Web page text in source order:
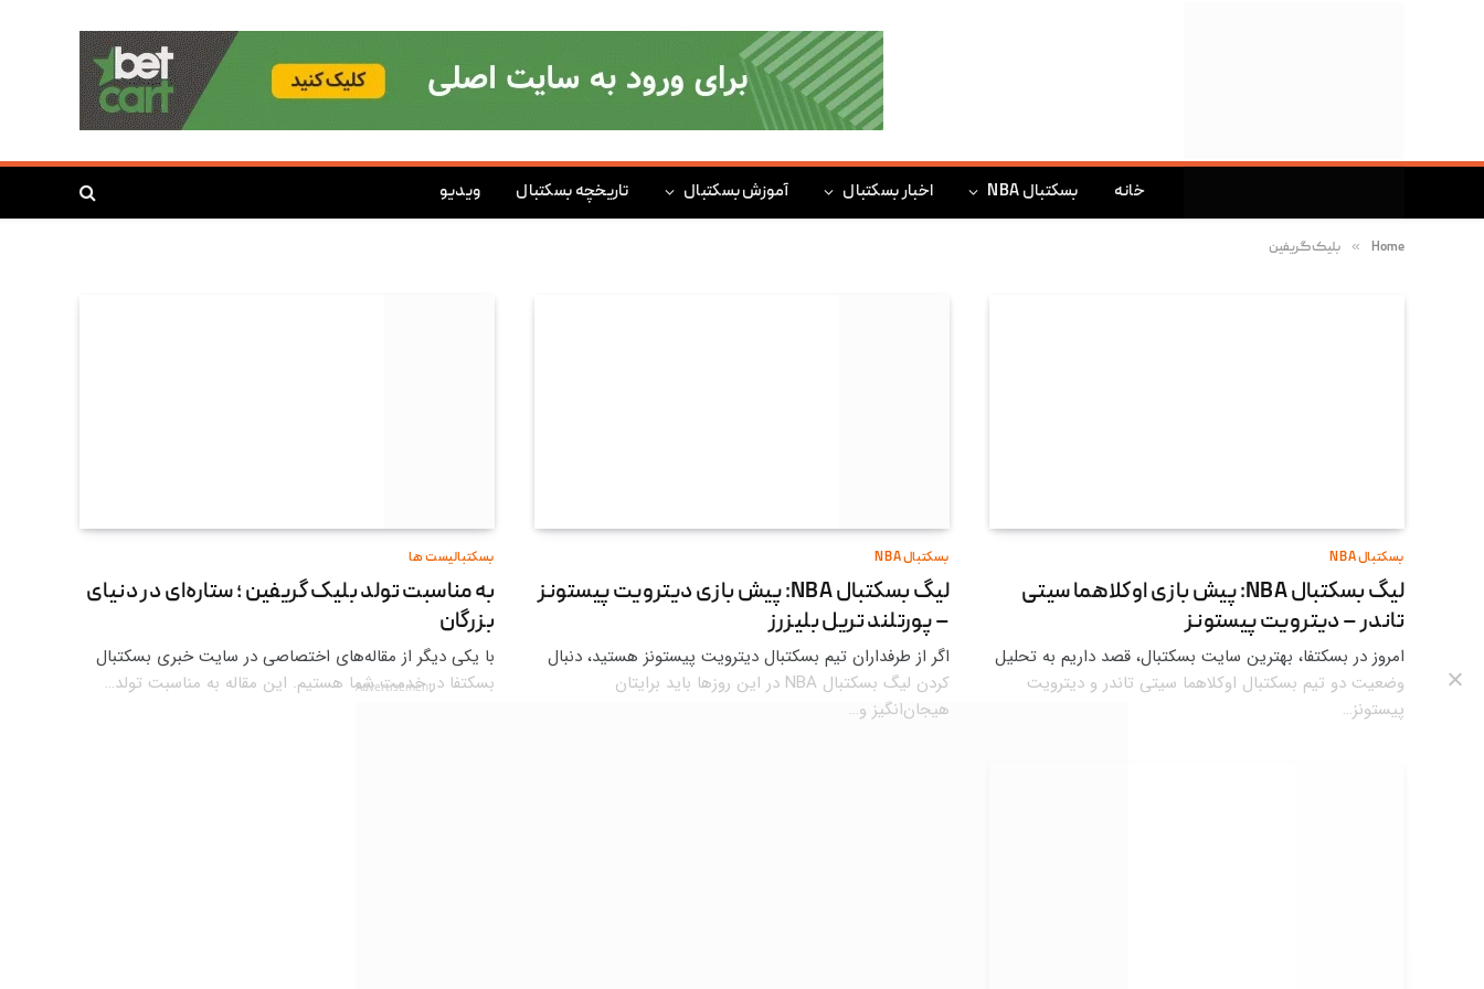
خانه بسکتبال NBA اخبار بسکتبال آموزش بسکتبال تاریخچه بسکتبال ویدیو
Home
» بلیک گریفین
بسکتبال NBA
لیگ بسکتبال NBA: پیش بازی اوکلاهما سیتی
تاندر – دیترویت پیستونز
امروز در بسکتفا، بهترین سایت بسکتبال، قصد داریم به تحلیل
وضعیت دو تیم بسکتبال اوکلاهما سیتی تاندر و دیترویت
پیستونز…
بسکتبال NBA
لیگ بسکتبال NBA: پیش بازی دیترویت پیستونز
– پورتلند تریل بلیزرز
اگر از طرفداران تیم بسکتبال دیترویت پیستونز هستید، دنبال
کردن لیگ بسکتبال NBA در این روزها باید برایتان
هیجان‌انگیز و…
بسکتبالیست ها
به مناسبت تولد بلیک گریفین ؛ ستاره‌ای در دنیای
بزرگان
با یکی دیگر از مقاله‌های اختصاصی در سایت خبری بسکتبال
بسکتفا در خدمت شما هستیم. این مقاله به مناسبت تولد…
Advertisement